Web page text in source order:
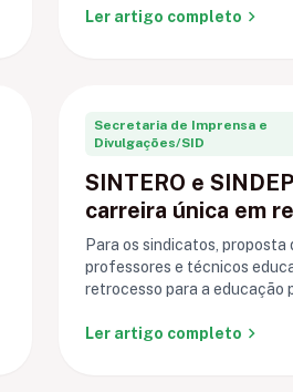
Ler artigo completo chevron_right
Secretaria de Imprensa e
Divulgações/SID
SINTERO e
carreira única em
PCCR de Porto
Para os sindicatos, proposta
professores e técnicos
retrocesso para a educação
Ler artigo completo chevron_right